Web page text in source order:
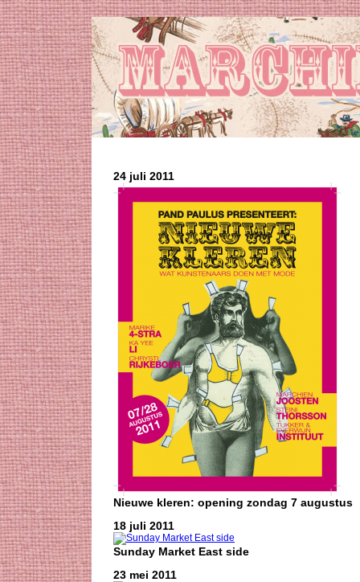
24 juli 2011
Nieuwe kleren: opening zondag 7 augustus
18 juli 2011
Sunday Market East side
23 mei 2011